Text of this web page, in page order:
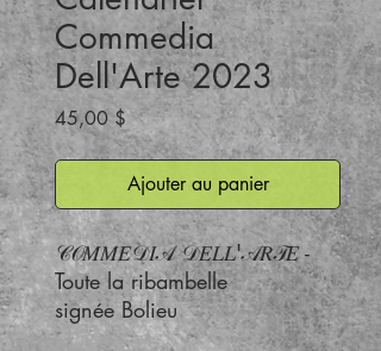
Commedia
Dell'Arte 2023
45,00 $Prix
Ajouter au panier
𝒞𝒪𝑀𝑀𝐸𝒟𝐼𝒜 𝒟𝐸𝐿𝐿'𝒜𝑅𝒯𝐸 -
Toute la ribambelle
signée Bolieu